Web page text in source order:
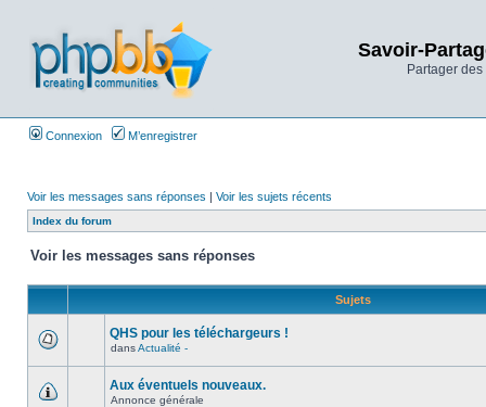
Savoir-
Partager
Connexion M’enregistrer
Voir les messages sans réponses | Voir les sujets récents
Index du forum
Voir les messages sans réponses
Sujets
QHS pour les téléchargeurs !
dansActualité -
Aux éventuels nouveaux.
Annonce générale